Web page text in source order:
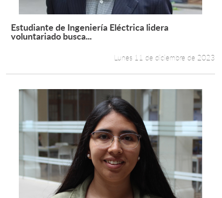
Leer más +
Estudiante de Ingeniería Eléctrica lidera
voluntariado busca...
Lunes 11 de diciembre de 2023